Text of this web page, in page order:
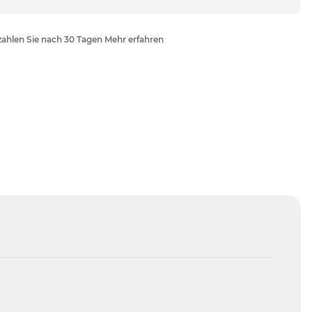
Sie nach 30 Tagen Mehr erfahren